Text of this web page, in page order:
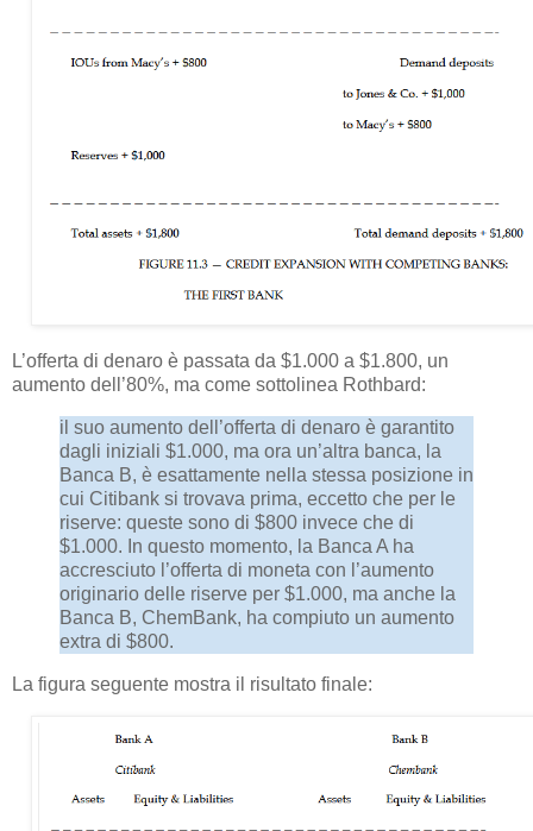
L’offerta di denaro è passata da $1.000 a $1.800, un
aumento dell’80%, ma come sottolinea Rothbard:
il suo aumento dell’offerta di denaro è garantito
dagli iniziali $1.000, ma ora un’altra banca, la
Banca B, è esattamente nella stessa posizione in
cui Citibank si trovava prima, eccetto che per le
riserve: queste sono di $800 invece che di
$1.000. In questo momento, la Banca A ha
accresciuto l’offerta di moneta con l’aumento
originario delle riserve per $1.000, ma anche la
Banca B, ChemBank, ha compiuto un aumento
extra di $800.
La figura seguente mostra il risultato finale: